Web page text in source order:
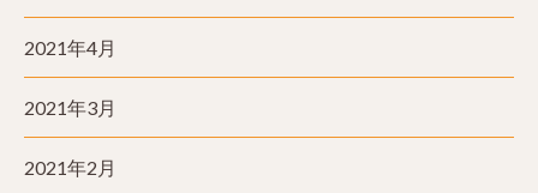
2021年4月
2021年3月
2021年2月